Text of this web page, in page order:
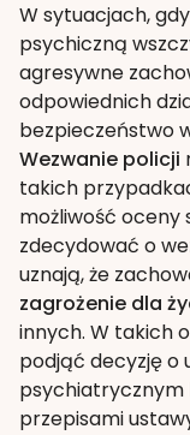
W sytuacjach,
psychiczną
agresywne
odpowiednich
bezpieczeństwo
Wezwanie policji
takich
możliwość oceny
zdecydować o
uznają, że
zagrożenie dla
innych. W takich
podjąć decyzję o
psychiatrycznym
przepisami